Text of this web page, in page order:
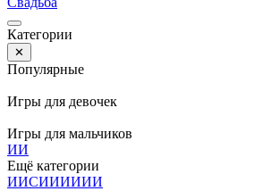
Категории
✕
Популярные
Игры для девочек
Игры для мальчиков
ИИ
Ещё категории
ИИСИИИИИИ